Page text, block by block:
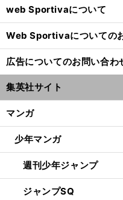
web Sportivaについて
Web Sportivaについての
広告についてのお問い合わ
集英社サイト
マンガ
少年マンガ
週刊少年ジャンプ
ジャンプSQ